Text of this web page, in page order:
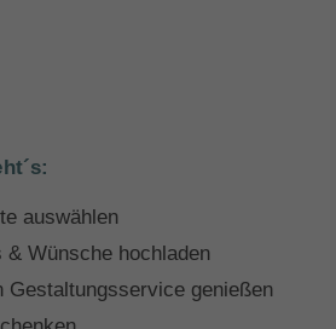
auswählen
& Wünsche hochladen
Gestaltungsservice genießen